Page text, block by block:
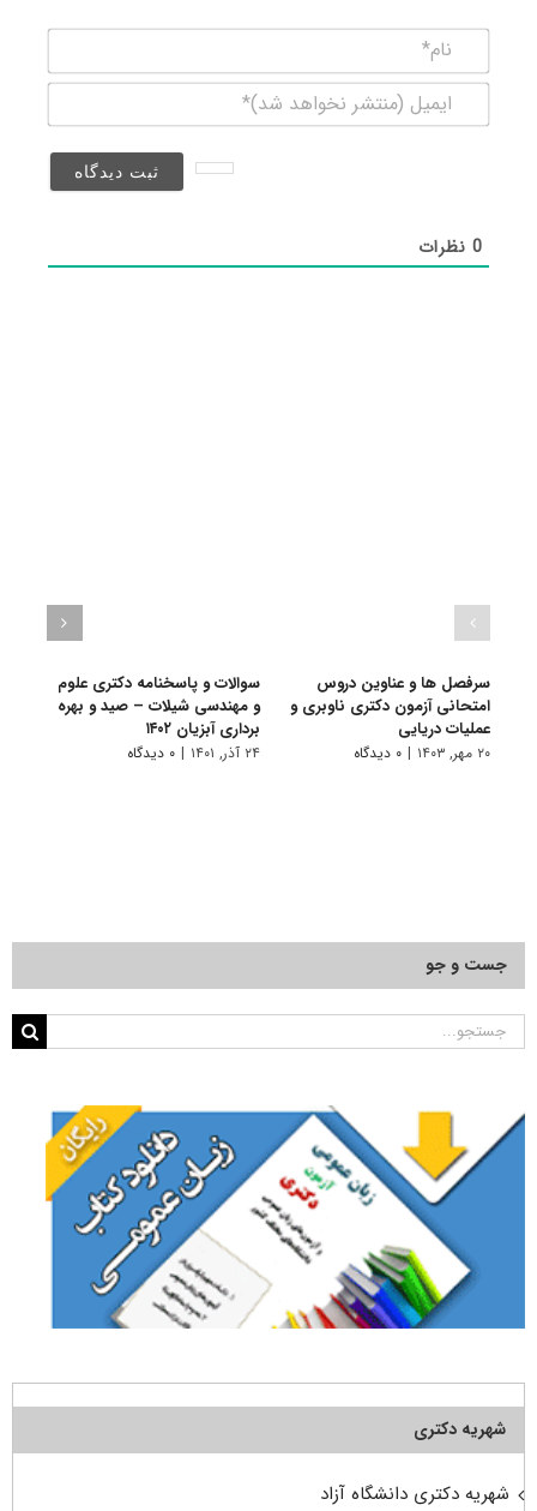
(منتشر
0نظرات
سرفصل ها و عناوین دروس
امتحانی آزمون دکتری ناوبری و
عملیات دریایی
۲۰ مهر, ۱۴۰۳ | ۰ دیدگاه
سوالات و پاسخنامه دکتری علوم
و مهندسی شیلات – صید و بهره
برداری آبزیان ۱۴۰۲
۲۴ آذر, ۱۴۰۱ | ۰ دیدگاه
جست و جو
جستجو
شهریه دکتری
شهریه دکتری دانشگاه آزاد